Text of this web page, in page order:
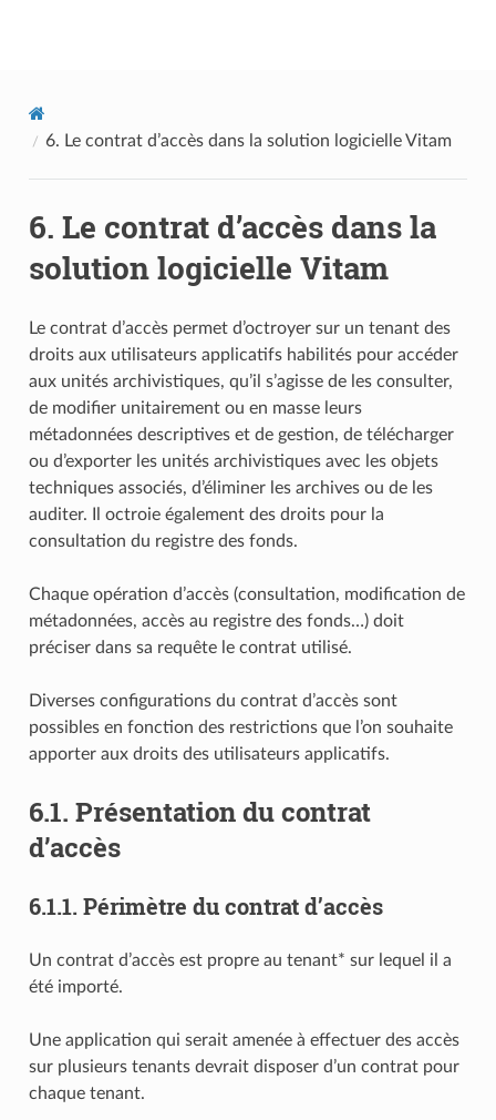
6. Le contrat d’accès dans la solution logicielle Vitam
6. Le contrat d’accès dans la
solution logicielle Vitam
Le contrat d’accès permet d’octroyer sur un tenant des
droits aux utilisateurs applicatifs habilités pour accéder
aux unités archivistiques, qu’il s’agisse de les consulter,
de modifier unitairement ou en masse leurs
métadonnées descriptives et de gestion, de télécharger
ou d’exporter les unités archivistiques avec les objets
techniques associés, d’éliminer les archives ou de les
auditer. Il octroie également des droits pour la
consultation du registre des fonds.
Chaque opération d’accès (consultation, modification de
métadonnées, accès au registre des fonds…) doit
préciser dans sa requête le contrat utilisé.
Diverses configurations du contrat d’accès sont
possibles en fonction des restrictions que l’on souhaite
apporter aux droits des utilisateurs applicatifs.
6.1. Présentation du contrat
d’accès
6.1.1. Périmètre du contrat d’accès
Un contrat d’accès est propre au tenant* sur lequel il a
été importé.
Une application qui serait amenée à effectuer des accès
sur plusieurs tenants devrait disposer d’un contrat pour
chaque tenant.